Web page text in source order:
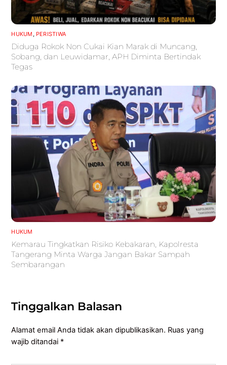
HUKUM , PERISTIWA
Diduga Rokok Non Cukai Kian Marak di Muncang,
Sobang, dan Leuwidamar, APH Diminta Bertindak
Tegas
HUKUM
Kemarau Tingkatkan Risiko Kebakaran, Kapolresta
Tangerang Minta Warga Jangan Bakar Sampah
Sembarangan
Tinggalkan Balasan
Alamat email Anda tidak akan dipublikasikan. Ruas yang
wajib ditandai *